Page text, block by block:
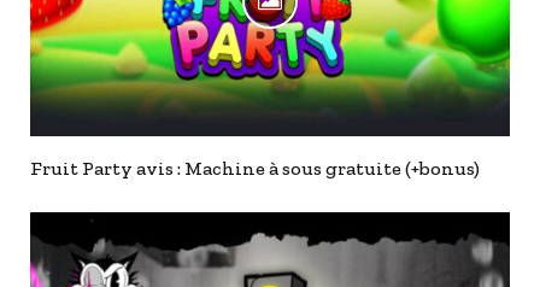
Fruit Party avis : Machine à sous gratuite (+bonus)